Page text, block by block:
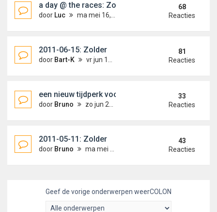
a day @ the races: Zolder 18 juni
door Luc ma mei 16, 2011 8:28 am
68
Reacties
2011-06-15: Zolder
door Bart-K vr jun 10, 2011 6:18 pm
81
Reacties
een nieuw tijdperk voor MG-PRT ...
door Bruno zo jun 26, 2011 7:46 pm
33
Reacties
2011-05-11: Zolder
door Bruno ma mei 09, 2011 12:23 am
43
Reacties
Geef de vorige onderwerpen weerCOLON